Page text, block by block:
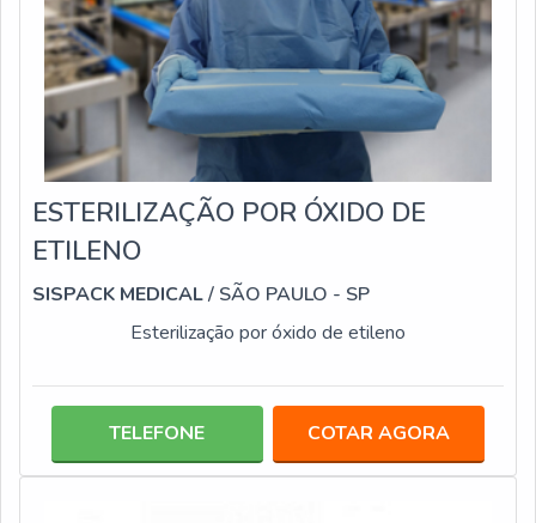
ESTERILIZAÇÃO POR ÓXIDO DE
ETILENO
SISPACK MEDICAL/ SÃO PAULO - SP
Esterilização por óxido de etileno
TELEFONE COTAR AGORA